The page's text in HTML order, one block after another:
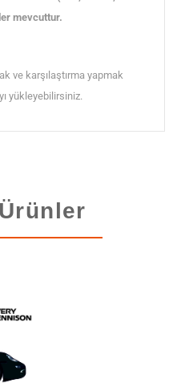
mevcuttur.
ve karşılaştırma yapmak
yükleyebilirsiniz.